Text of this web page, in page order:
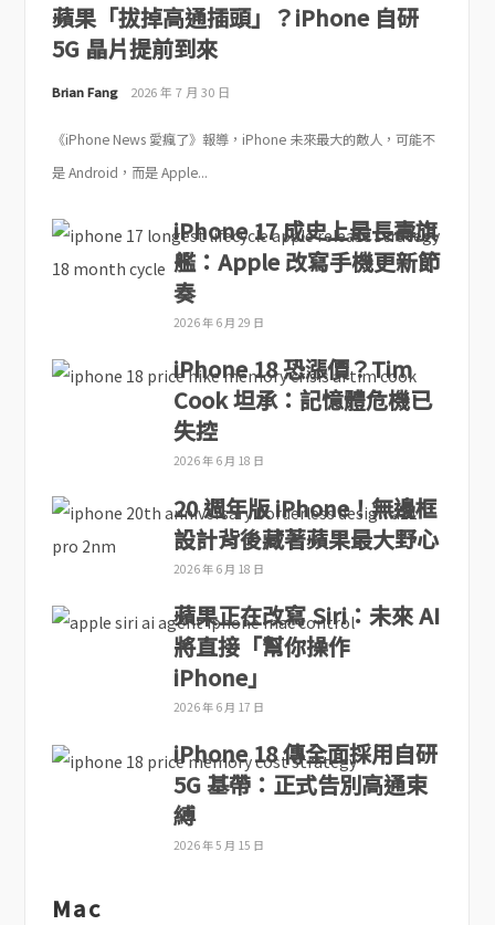
蘋果「拔掉高通插頭」？iPhone 自研
5G 晶片提前到來
Brian Fang 2026 年 7 月 30 日
《iPhone News 愛瘋了》報導，iPhone 未來最大的敵人，可能不
是 Android，而是 Apple...
iPhone 17 成史上最長壽旗
艦：Apple 改寫手機更新節
奏
2026 年 6 月 29 日
iPhone 18 恐漲價？Tim
Cook 坦承：記憶體危機已
失控
2026 年 6 月 18 日
20 週年版 iPhone！無邊框
設計背後藏著蘋果最大野心
2026 年 6 月 18 日
蘋果正在改寫 Siri：未來 AI
將直接「幫你操作
iPhone」
2026 年 6 月 17 日
iPhone 18 傳全面採用自研
5G 基帶：正式告別高通束
縛
2026 年 5 月 15 日
Mac